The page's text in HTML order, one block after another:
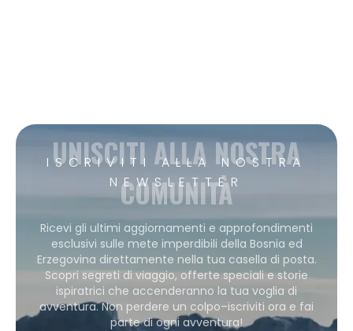
ISCRIVITI ALLA NOSTRA
NEWSLETTER
UNISCITI ALLA NOSTRA
COMUNITÀ
Ricevi gli ultimi aggiornamenti e approfondimenti
esclusivi sulle mete imperdibili della Bosnia ed
Erzegovina direttamente nella tua casella di posta.
Scopri segreti di viaggio, offerte speciali e storie
ispiratrici che accenderanno la tua voglia di
avventura. Non perdere un colpo–iscriviti ora e fai
parte di ogni avventura!